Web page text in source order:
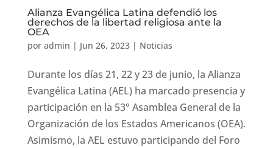
Alianza Evangélica Latina defendió los
derechos de la libertad religiosa ante la
OEA
por admin | Jun 26, 2023| Noticias
Durante los días 21, 22 y 23 de junio, la Alianza
Evangélica Latina (AEL) ha marcado presencia y
participación en la 53° Asamblea General de la
Organización de los Estados Americanos (OEA).
Asimismo, la AEL estuvo participando del Foro